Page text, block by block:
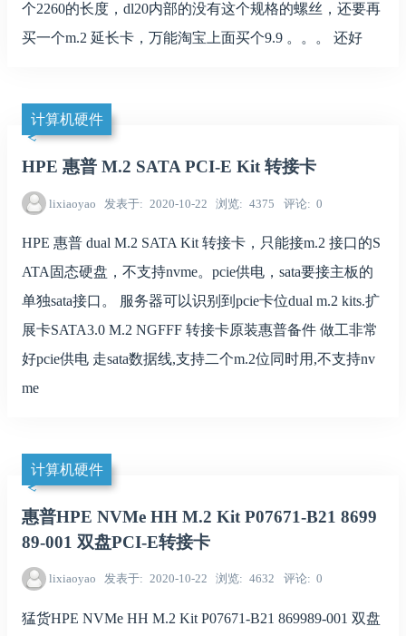
个2260的长度，dl20内部的没有这个规格的螺丝，还要再
买一个m.2 延长卡，万能淘宝上面买个9.9 。。。 还好
计算机硬件
HPE 惠普 M.2 SATA PCI-E Kit 转接卡
lixiaoyao 发表于 2020-10-22 浏览 4375 评论 0
HPE 惠普 dual M.2 SATA Kit 转接卡，只能接m.2 接口的S
ATA固态硬盘，不支持nvme。pcie供电，sata要接主板的
单独sata接口。 服务器可以识别到pcie卡位dual m.2 kits.扩
展卡SATA3.0 M.2 NGFFF 转接卡原装惠普备件 做工非常
好pcie供电 走sata数据线,支持二个m.2位同时用,不支持nv
me
计算机硬件
惠普HPE NVMe HH M.2 Kit P07671-B21 8699
89-001 双盘PCI-E转接卡
lixiaoyao 发表于 2020-10-22 浏览 4632 评论 0
猛货HPE NVMe HH M.2 Kit P07671-B21 869989-001 双盘